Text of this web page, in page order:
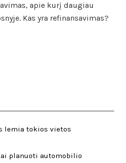
apie kurį daugiau
Kas yra refinansavimas?
lemia tokios vietos
planuoti automobilio